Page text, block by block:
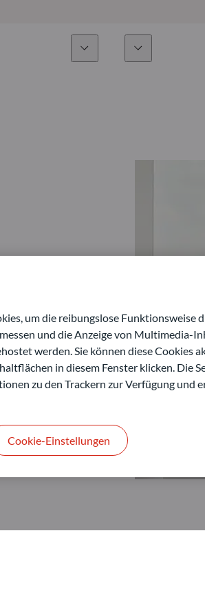
um die reibungslose Funktionsweise
und die Anzeige von Multimedia-
werden. Sie können diese Cookies
in diesem Fenster klicken. Die
zu den Trackern zur Verfügung und
Cookie-Einstellungen